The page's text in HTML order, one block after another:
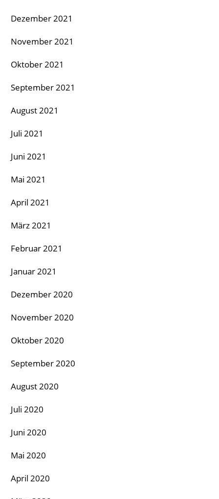
Dezember 2021
November 2021
Oktober 2021
September 2021
August 2021
Juli 2021
Juni 2021
Mai 2021
April 2021
März 2021
Februar 2021
Januar 2021
Dezember 2020
November 2020
Oktober 2020
September 2020
August 2020
Juli 2020
Juni 2020
Mai 2020
April 2020